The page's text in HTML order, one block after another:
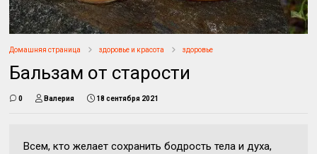
Домашняя страница здоровье и красота здоровье
Бальзам от старости
0 Валерия 18 сентября 2021
Всем, кто желает сохранить бодрость тела и духа,